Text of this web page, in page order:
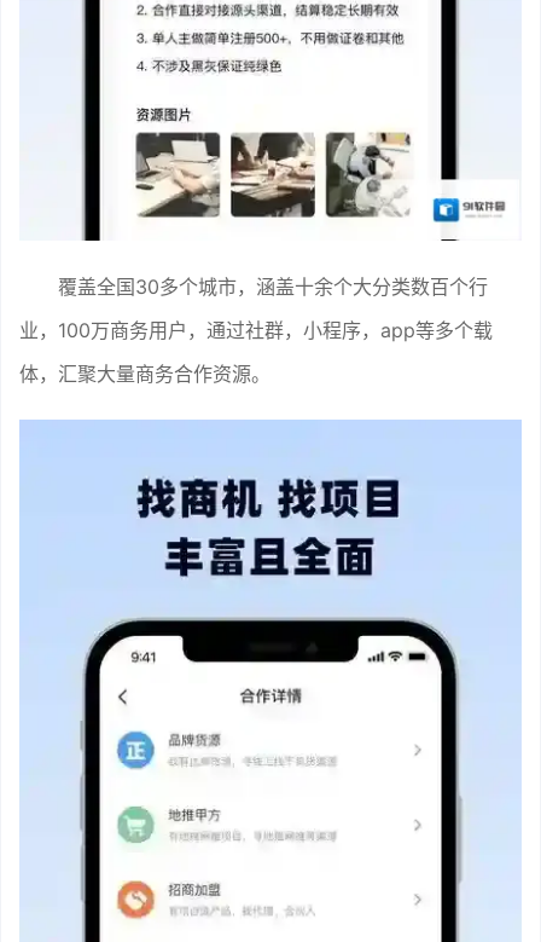
覆盖全国30多个城市，涵盖十余个大分类数百个行
业，100万商务用户，通过社群，小程序，app等多个载
体，汇聚大量商务合作资源。